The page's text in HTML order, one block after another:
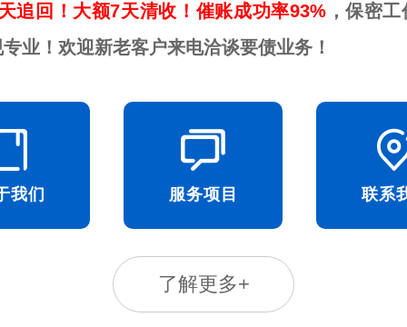
追回！大额7天清收！催账成功率93%，保密工
业！欢迎新老客户来电洽谈要债业务！
我们 服务项目 联系
了解更多+